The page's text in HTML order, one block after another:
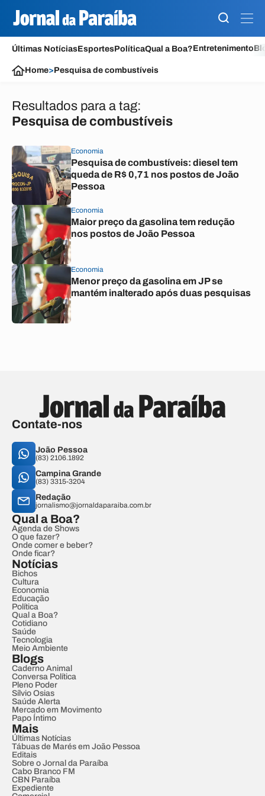
Últimas NotíciasEsportesPolíticaQual a Boa?Entretenimento
Home>Pesquisa de combustíveis
Resultados para a tag:
Pesquisa de combustíveis
Economia
Pesquisa de combustíveis: diesel tem
queda de R$ 0,71 nos postos de João
Pessoa
Economia
Maior preço da gasolina tem redução
nos postos de João Pessoa
Economia
Menor preço da gasolina em JP se
mantém inalterado após duas pesquisas
Contate-nos
João Pessoa
(83) 2106.1892
Campina Grande
(83) 3315-3204
Redação
jornalismo@jornaldaparaiba.com.br
Qual a Boa?
Agenda de Shows
O que fazer?
Onde comer e beber?
Onde ficar?
Notícias
Bichos
Cultura
Economia
Educação
Política
Qual a Boa?
Cotidiano
Saúde
Tecnologia
Meio Ambiente
Blogs
Caderno Animal
Conversa Política
Pleno Poder
Sílvio Osias
Saúde Alerta
Mercado em Movimento
Papo Íntimo
Mais
Últimas Notícias
Tábuas de Marés em João Pessoa
Editais
Sobre o Jornal da Paraíba
Cabo Branco FM
CBN Paraíba
Expediente